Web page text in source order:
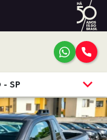
- SP